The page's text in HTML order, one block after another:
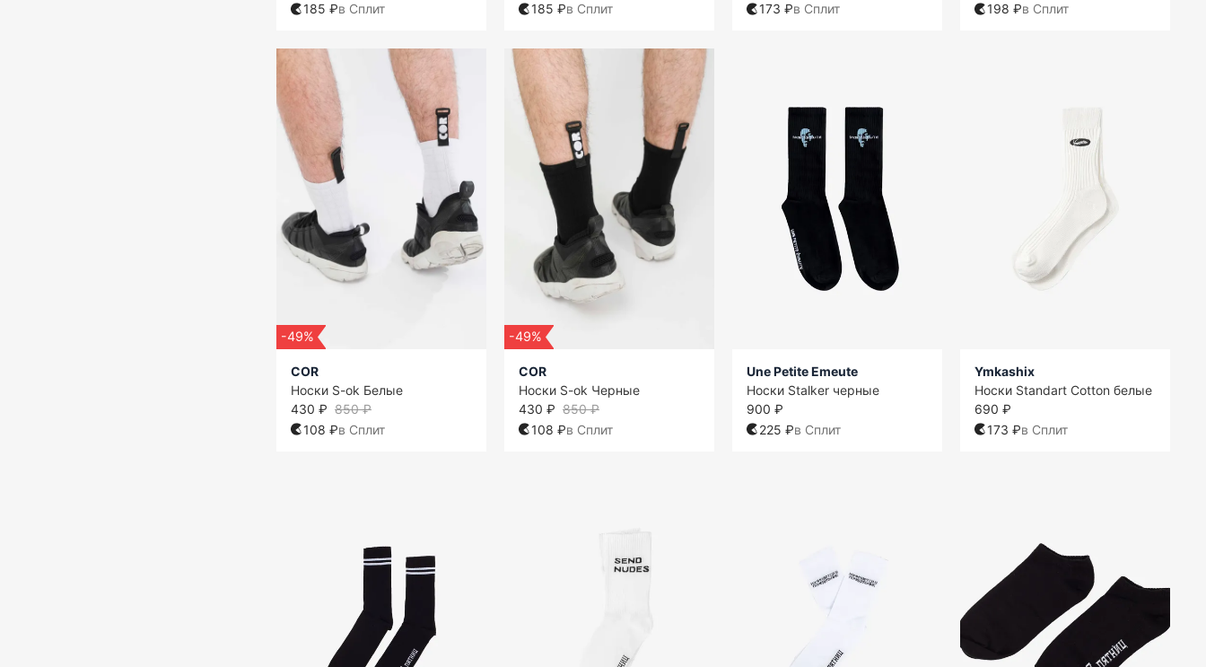
185 ₽в Сплит
185 ₽в Сплит
173 ₽в Сплит
198 ₽в Сплит
-49%
COR
Носки S-ok Белые
850 ₽
430 ₽
108 ₽в Сплит
-49%
COR
Носки S-ok Черные
850 ₽
430 ₽
108 ₽в Сплит
Une Petite Emeute
Носки Stalker черные
900 ₽
225 ₽в Сплит
Ymkashix
Носки Standart Cotton белые
690 ₽
173 ₽в Сплит